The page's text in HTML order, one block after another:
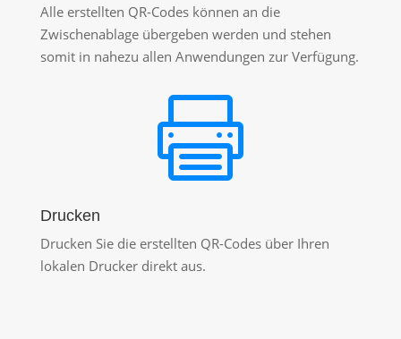
Alle erstellten QR-Codes können an die
Zwischenablage übergeben werden und stehen
somit in nahezu allen Anwendungen zur Verfügung.

Drucken
Drucken Sie die erstellten QR-Codes über Ihren
lokalen Drucker direkt aus.